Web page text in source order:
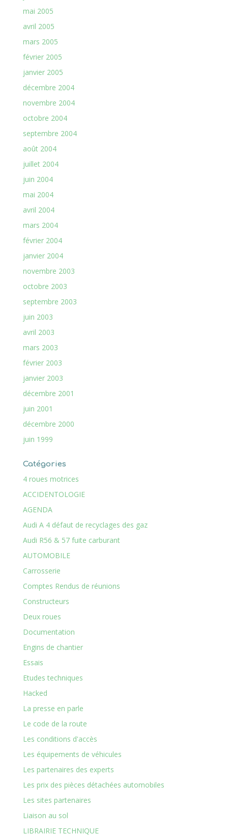
mai 2005
avril 2005
mars 2005
février 2005
janvier 2005
décembre 2004
novembre 2004
octobre 2004
septembre 2004
août 2004
juillet 2004
juin 2004
mai 2004
avril 2004
mars 2004
février 2004
janvier 2004
novembre 2003
octobre 2003
septembre 2003
juin 2003
avril 2003
mars 2003
février 2003
janvier 2003
décembre 2001
juin 2001
décembre 2000
juin 1999
Catégories
4 roues motrices
ACCIDENTOLOGIE
AGENDA
Audi A 4 défaut de recyclages des gaz
Audi R56 & 57 fuite carburant
AUTOMOBILE
Carrosserie
Comptes Rendus de réunions
Constructeurs
Deux roues
Documentation
Engins de chantier
Essais
Etudes techniques
Hacked
La presse en parle
Le code de la route
Les conditions d'accès
Les équipements de véhicules
Les partenaires des experts
Les prix des pièces détachées automobiles
Les sites partenaires
Liaison au sol
LIBRAIRIE TECHNIQUE